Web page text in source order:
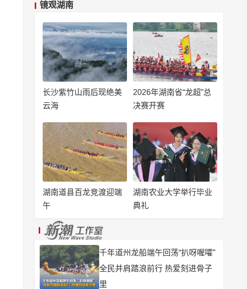
镜观湖南
长沙紫竹山雨后现绝美
云海
2026年湖南省“龙超”总
决赛开赛
湖南道县百龙竞渡迎端
午
湖南农业大学举行毕业
典礼
千年道州龙船端午回荡“扒呀喔嚯”
全民并肩踏浪前行 热爱刻进骨子
里